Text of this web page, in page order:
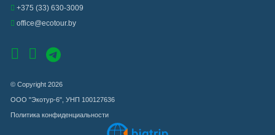
+375 (33) 630-3009
office@ecotour.by
© Copyright 2026
ООО "Экотур-6", УНП 100127636
Политика конфиденциальности